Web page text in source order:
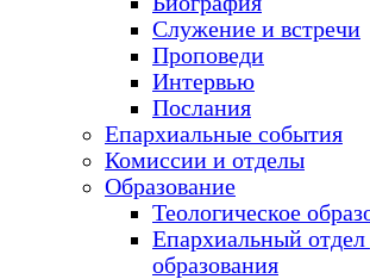
Служение и встречи
Проповеди
Интервью
Послания
Епархиальные события
Комиссии и отделы
Образование
Теологическое
Епархиальный отдел
образования